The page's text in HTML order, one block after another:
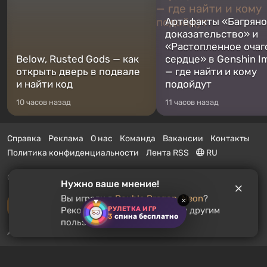
РУЛЕТКА ИГР
3 спина бесплатно
×
Below, Rusted Gods — как
открыть дверь в подвале
и найти код
10 часов назад
Артефакты
доказательство» и
«Растопленное
сердце» в Genshin
— где найти и кому
подойдут
11 часов назад
Справка Реклама О нас Команда Вакансии
Контакты
Политика конфиденциальности
Лента RSS RU
© 2011 - 2026 VGTimes
Полная версия
Push-уведомления о новостях:выключены
Нужно ваше мнение!
Вы играли вDouble Dragon: Neon?
Рекомендуете ли вы эту игру другим
пользователям?